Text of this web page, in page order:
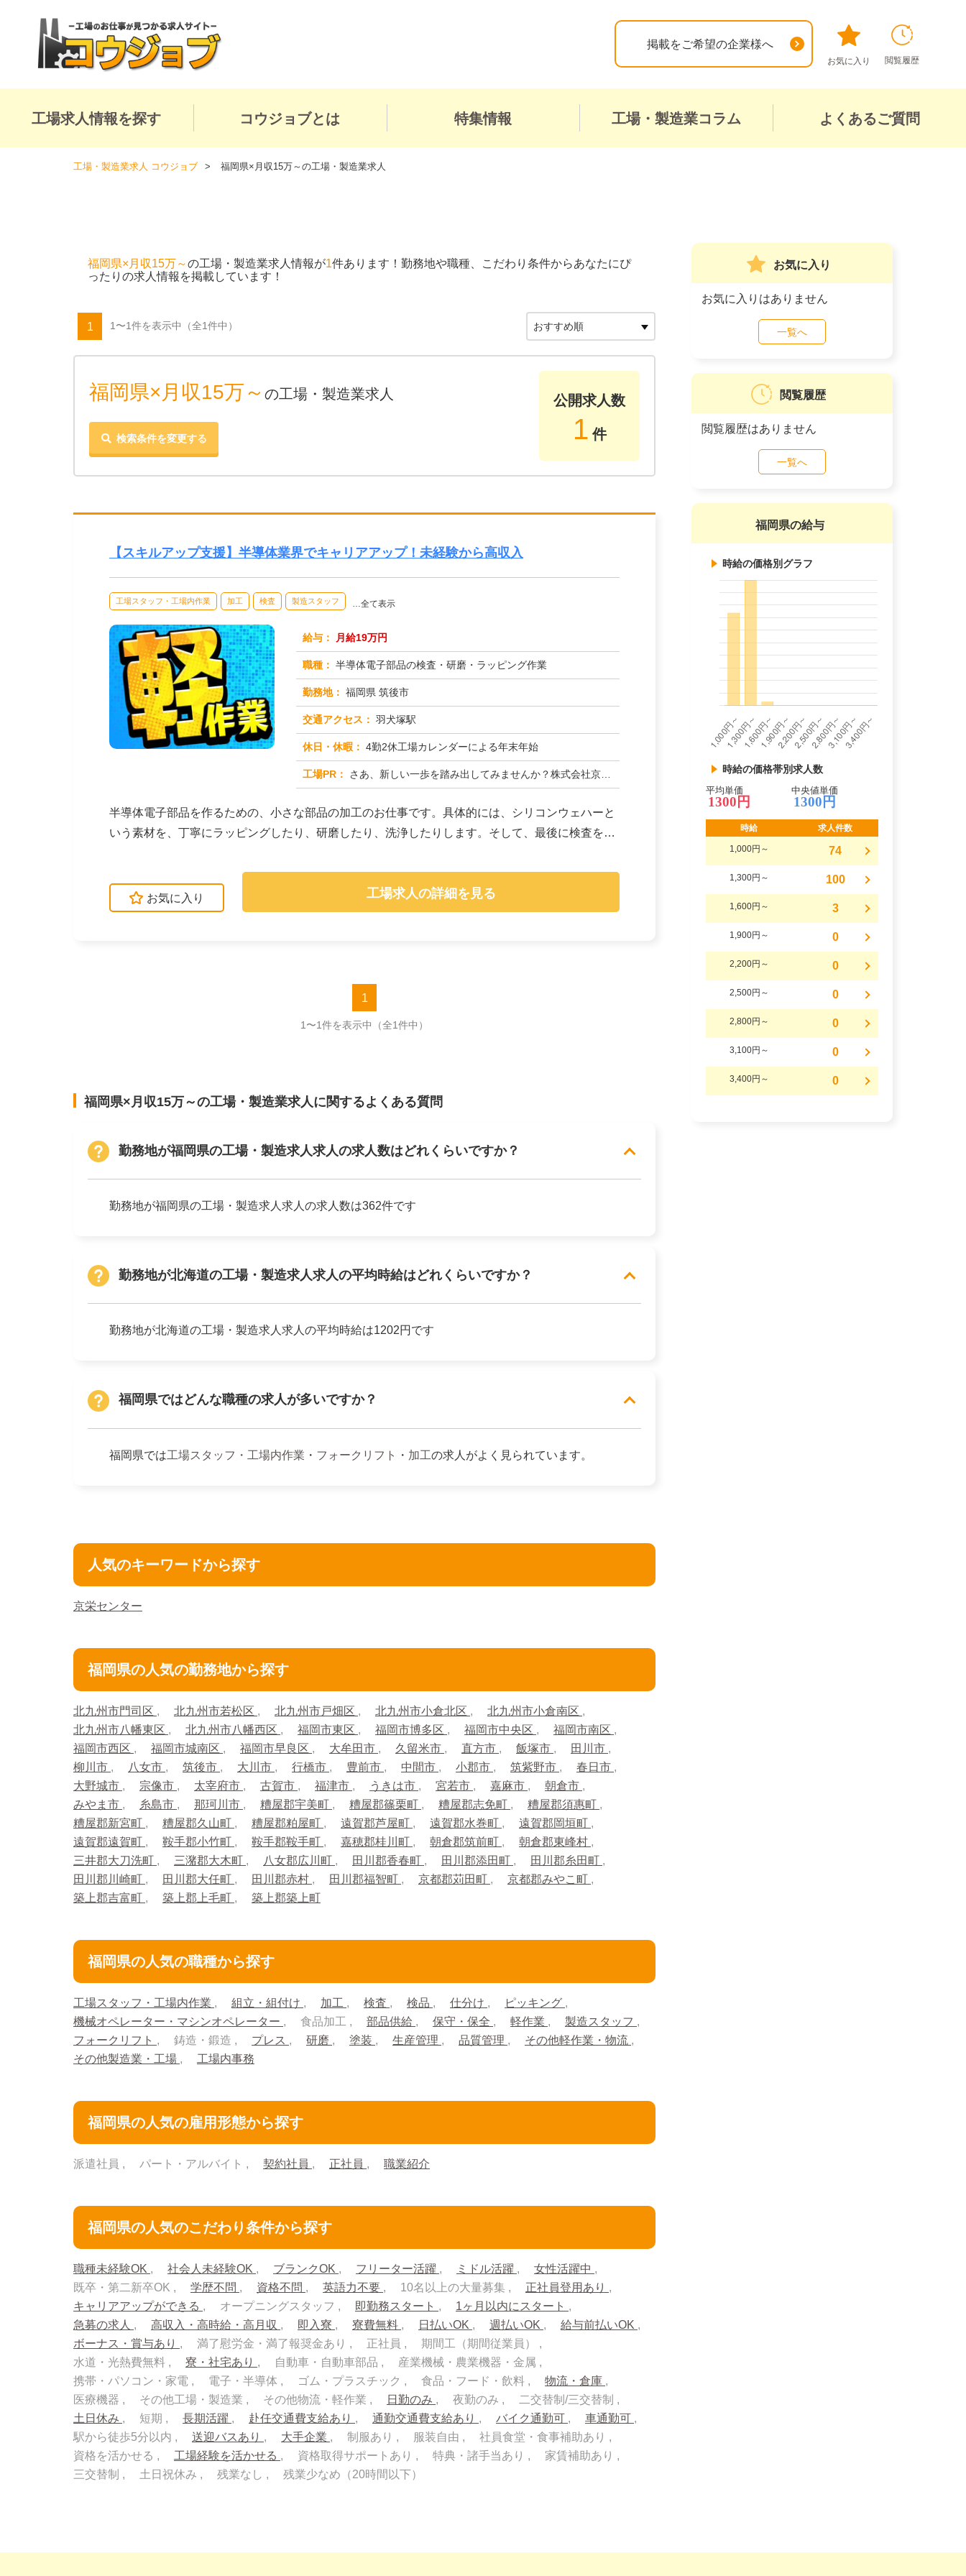
掲載をご希望の企業様へ
お気に入り 閲覧履歴
工場求人情報を探す コウジョブとは 特集情報 工場・製造業コラム よくあるご質問
工場・製造業求人 コウジョブ 福岡県×月収15万～の工場・製造業求人
福岡県×月収15万～の工場・製造業求人情報が1件あります！勤務地や職種、こだわり条件からあなたにぴ
ったりの求人情報を掲載しています！
1 1〜1件を表示中 （全1件中）
福岡県×月収15万～ の工場・製造業求人
検索条件を変更する
公開求人数
1 件
【スキルアップ支援】半導体業界でキャリアアップ！未経験から高収入
工場スタッフ・工場内作業 加工 検査 製造スタッフ …全て表示
給与： 月給19万円
職種： 半導体電子部品の検査・研磨・ラッピング作業
勤務地： 福岡県 筑後市
交通アクセス： 羽犬塚駅
休日・休暇： 4勤2休工場カレンダーによる年末年始
工場PR： さあ、新しい一歩を踏み出してみませんか？株式会社京栄センターでは、未経験の方を歓迎しています！充実のサポート体制で...
半導体電子部品を作るための、小さな部品の加工のお仕事です。具体的には、シリコンウェハーと
いう素材を、丁寧にラッピングしたり、研磨したり、洗浄したりします。そして、最後に検査をし
お気に入り 工場求人の詳細を見る
1
1〜1件を表示中 （全1件中）
福岡県×月収15万～の工場・製造業求人に関するよくある質問
勤務地が福岡県の工場・製造求人求人の求人数はどれくらいですか？
勤務地が福岡県の工場・製造求人求人の求人数は362件です
勤務地が北海道の工場・製造求人求人の平均時給はどれくらいですか？
勤務地が北海道の工場・製造求人求人の平均時給は1202円です
福岡県ではどんな職種の求人が多いですか？
福岡県では工場スタッフ・工場内作業 ・ フォークリフト ・ 加工の求人がよく見られています。
人気のキーワードから探す
京栄センター
福岡県の人気の勤務地から探す
北九州市門司区 北九州市若松区 北九州市戸畑区 北九州市小倉北区
北九州市小倉南区
北九州市八幡東区
北九州市八幡西区 福岡市東区 福岡市博多区 福岡市中央区
福岡市南区
福岡市西区
福岡市城南区 福岡市早良区 大牟田市 久留米市 直方市 飯塚市
田川市
柳川市
八女市 筑後市 大川市 行橋市 豊前市 中間市 小郡市 筑紫野市
春日市
大野城市
宗像市 太宰府市 古賀市 福津市 うきは市 宮若市 嘉麻市
朝倉市
みやま市
糸島市 那珂川市 糟屋郡宇美町 糟屋郡篠栗町 糟屋郡志免町
糟屋郡須惠町
糟屋郡新宮町
糟屋郡久山町 糟屋郡粕屋町 遠賀郡芦屋町 遠賀郡水巻町
遠賀郡岡垣町
遠賀郡遠賀町
鞍手郡小竹町 鞍手郡鞍手町 嘉穂郡桂川町 朝倉郡筑前町
朝倉郡東峰村
三井郡大刀洗町
三潴郡大木町 八女郡広川町 田川郡香春町 田川郡添田町
田川郡糸田町
田川郡川崎町
田川郡大任町 田川郡赤村 田川郡福智町 京都郡苅田町
京都郡みやこ町
築上郡吉富町
築上郡上毛町 築上郡築上町
福岡県の人気の職種から探す
工場スタッフ・工場内作業 組立・組付け 加工 検査 検品 仕分け
ピッキング
機械オペレーター・マシンオペレーター
食品加工 部品供給 保守・保全 軽作業
製造スタッフ
フォークリフト
鋳造・鍛造 プレス 研磨 塗装 生産管理 品質管理
その他軽作業・物流
その他製造業・工場
工場内事務
福岡県の人気の雇用形態から探す
派遣社員 パート・アルバイト 契約社員 正社員 職業紹介
福岡県の人気のこだわり条件から探す
職種未経験OK 社会人未経験OK ブランクOK フリーター活躍 ミドル活躍
女性活躍中
既卒・第二新卒OK
学歴不問 資格不問 英語力不要 10名以上の大量募集
正社員登用あり
キャリアアップができる
オープニングスタッフ 即勤務スタート
1ヶ月以内にスタート
急募の求人
高収入・高時給・高月収 即入寮 寮費無料 日払いOK 週払いOK
給与前払いOK
ボーナス・賞与あり
満了慰労金・満了報奨金あり 正社員
期間工（期間従業員）
水道・光熱費無料
寮・社宅あり 自動車・自動車部品
産業機械・農業機器・金属
携帯・パソコン・家電
電子・半導体 ゴム・プラスチック 食品・フード・飲料
物流・倉庫
医療機器
その他工場・製造業 その他物流・軽作業 日勤のみ 夜勤のみ
二交替制/三交替制
土日休み
短期 長期活躍 赴任交通費支給あり 通勤交通費支給あり バイク通勤可
車通勤可
駅から徒歩5分以内
送迎バスあり 大手企業 制服あり 服装自由
社員食堂・食事補助あり
資格を活かせる
工場経験を活かせる 資格取得サポートあり 特典・諸手当あり
家賃補助あり
三交替制
土日祝休み 残業なし 残業少なめ（20時間以下）
お気に入り
お気に入りはありません
一覧へ
閲覧履歴
閲覧履歴はありません
一覧へ
福岡県の給与
時給の価格別グラフ
時給の価格帯別求人数
平均単価
1300円
中央値単価
1300円
時給 求人件数
1,000円～ 74
1,300円～ 100
1,600円～ 3
1,900円～ 0
2,200円～ 0
2,500円～ 0
2,800円～ 0
3,100円～ 0
3,400円～ 0